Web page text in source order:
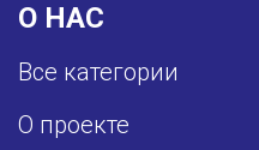
О НАС
Все категории
О проекте